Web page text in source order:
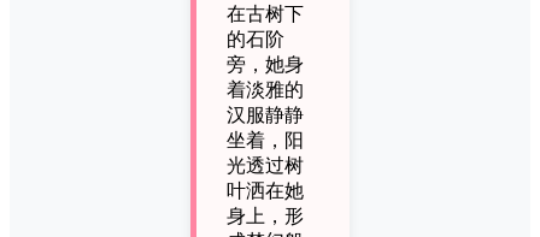
在古树下
的石阶
旁，她身
着淡雅的
汉服静静
坐着，阳
光透过树
叶洒在她
身上，形